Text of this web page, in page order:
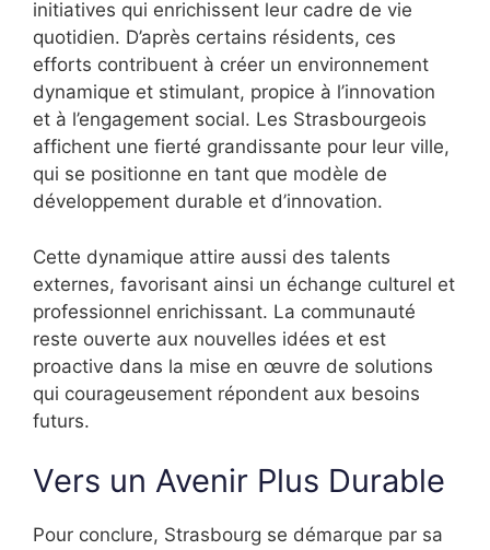
initiatives qui enrichissent leur cadre de vie
quotidien. D’après certains résidents, ces
efforts contribuent à créer un environnement
dynamique et stimulant, propice à l’innovation
et à l’engagement social. Les Strasbourgeois
affichent une fierté grandissante pour leur ville,
qui se positionne en tant que modèle de
développement durable et d’innovation.
Cette dynamique attire aussi des talents
externes, favorisant ainsi un échange culturel et
professionnel enrichissant. La communauté
reste ouverte aux nouvelles idées et est
proactive dans la mise en œuvre de solutions
qui courageusement répondent aux besoins
futurs.
Vers un Avenir Plus Durable
Pour conclure, Strasbourg se démarque par sa